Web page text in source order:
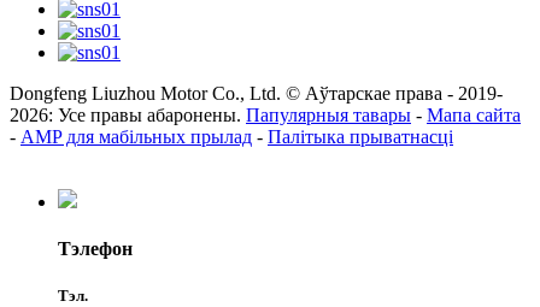
Dongfeng Liuzhou Motor Co., Ltd. © Аўтарскае права - 2019-
2026: Усе правы абаронены. Папулярныя тавары - Мапа сайта
- AMP для мабільных прылад - Палітыка прыватнасці
Тэлефон
Тэл.